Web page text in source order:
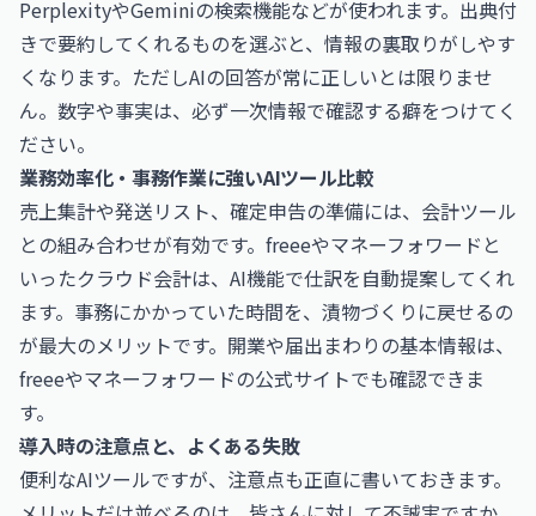
PerplexityやGeminiの検索機能などが使われます。出典付
きで要約してくれるものを選ぶと、情報の裏取りがしやす
くなります。ただしAIの回答が常に正しいとは限りませ
ん。数字や事実は、必ず一次情報で確認する癖をつけてく
ださい。
業務効率化・事務作業に強いAIツール比較
売上集計や発送リスト、確定申告の準備には、会計ツール
との組み合わせが有効です。freeeやマネーフォワードと
いったクラウド会計は、AI機能で仕訳を自動提案してくれ
ます。事務にかかっていた時間を、漬物づくりに戻せるの
が最大のメリットです。開業や届出まわりの基本情報は、
freeeやマネーフォワードの公式サイトでも確認できま
す。
導入時の注意点と、よくある失敗
便利なAIツールですが、注意点も正直に書いておきます。